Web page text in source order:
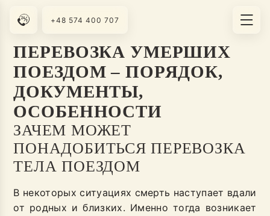
ПЕРЕВОЗКА УМЕРШИХ
ПОЕЗДОМ – ПОРЯДОК,
ДОКУМЕНТЫ,
ОСОБЕННОСТИ
ЗАЧЕМ МОЖЕТ
ПОНАДОБИТЬСЯ ПЕРЕВОЗКА
ТЕЛА ПОЕЗДОМ
В некоторых ситуациях смерть наступает вдали
от родных и близких. Именно тогда возникает
+48 574 400 707